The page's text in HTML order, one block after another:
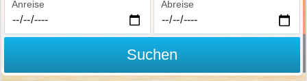
Anreise Abreise
Suchen